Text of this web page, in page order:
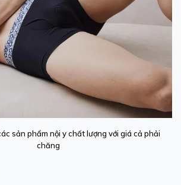
sản phẩm nội y chất lượng với giá cả phải
chăng